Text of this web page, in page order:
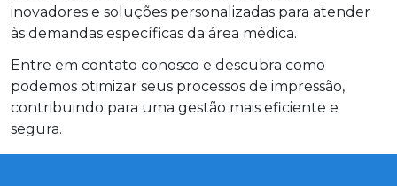
inovadores e soluções personalizadas para atender
às demandas específicas da área médica.
Entre em contato conosco e descubra como
podemos otimizar seus processos de impressão,
contribuindo para uma gestão mais eficiente e
segura.